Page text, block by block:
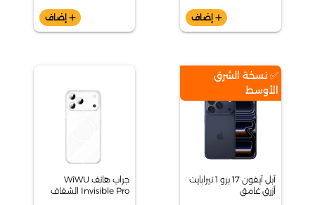
add إضاف addإضاف
✅ نسخة الشرق
الأوسط
آبل آيفون 17 برو 1 تيرابايت
أزرق غامق
جراب هاتف WiWU
Invisible Pro الشفاف